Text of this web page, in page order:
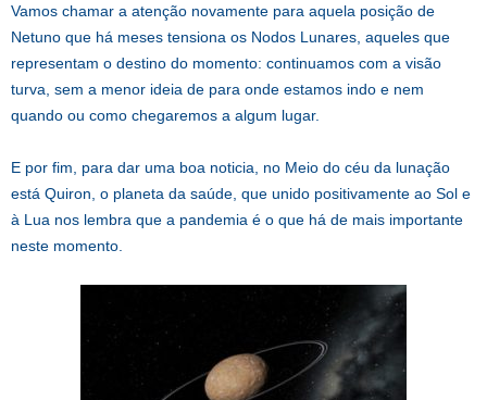
Vamos chamar a atenção novamente para aquela posição de
Netuno que há meses tensiona os Nodos Lunares, aqueles que
representam o destino do momento: continuamos com a visão
turva, sem a menor ideia de para onde estamos indo e nem
quando ou como chegaremos a algum lugar.
E por fim, para dar uma boa noticia, no Meio do céu da lunação
está Quiron, o planeta da saúde, que unido positivamente ao Sol e
à Lua nos lembra que a pandemia é o que há de mais importante
neste momento.